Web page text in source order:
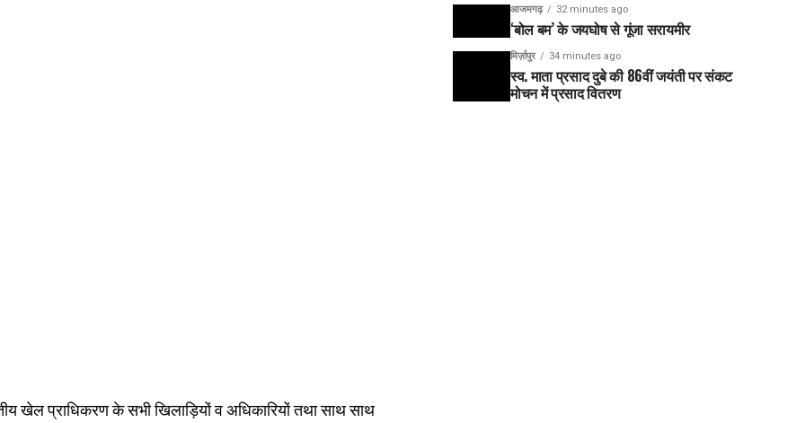
खेल प्राधिकरण के सभी खिलाड़ियों व अधिकारियों तथा साथ साथ
आजमगढ़ 32 minutes ago
‘बोल बम’ के जयघोष से गूंजा सरायमीर
मिर्ज़ापुर 34 minutes ago
स्व. माता प्रसाद दुबे की 86वीं जयंती पर संकट
मोचन में प्रसाद वितरण